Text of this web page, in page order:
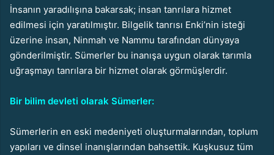
İnsanın yaradılışına bakarsak; insan tanrılara hizmet
edilmesi için yaratılmıştır. Bilgelik tanrısı Enki’nin isteği
üzerine insan, Ninmah ve Nammu tarafından dünyaya
gönderilmiştir. Sümerler bu inanışa uygun olarak tarımla
uğraşmayı tanrılara bir hizmet olarak görmüşlerdir.
Bir bilim devleti olarak Sümerler:
Sümerlerin en eski medeniyeti oluşturmalarından, toplum
yapıları ve dinsel inanışlarından bahsettik. Kuşkusuz tüm